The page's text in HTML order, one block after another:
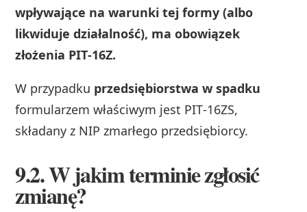
wpływające na warunki tej formy (albo
likwiduje działalność), ma obowiązek
złożenia PIT‑16Z.
W przypadku przedsiębiorstwa w spadku
formularzem właściwym jest PIT‑16ZS,
składany z NIP zmarłego przedsiębiorcy.
9.2. W jakim terminie zgłosić
zmianę?